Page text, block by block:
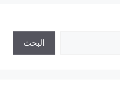
البحث